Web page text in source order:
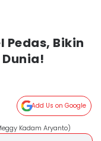
Pedas, Bikin
Add Us on Google
Kadam Aryanto)